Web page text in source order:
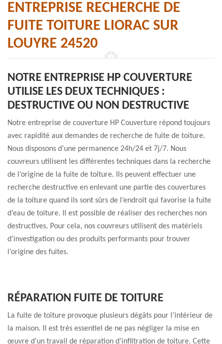
ENTREPRISE RECHERCHE DE
FUITE TOITURE LIORAC SUR
LOUYRE 24520
NOTRE ENTREPRISE HP COUVERTURE
UTILISE LES DEUX TECHNIQUES :
DESTRUCTIVE OU NON DESTRUCTIVE
Notre entreprise de couverture HP Couverture répond toujours
avec rapidité aux demandes de recherche de fuite de toiture.
Nous disposons d’une permanence 24h/24 et 7j/7. Nous
couvreurs utilisent les différentes techniques dans la recherche
de l’origine de la fuite de toiture. Ils peuvent effectuer une
recherche destructive en enlevant une partie des couvertures
de la toiture quand ils sont sûrs de l’endroit qui favorise la fuite
d’eau de toiture. Il est possible de réaliser des recherches non
destructives. Pour cela, nos couvreurs utilisent des matériels
d’investigation ou des produits performants pour trouver
l’origine des fuites.
RÉPARATION FUITE DE TOITURE
La fuite de toiture provoque plusieurs dégâts pour l’intérieur de
la maison. Il est très essentiel de ne pas négliger la mise en
œuvre d’un travail de réparation d’infiltration de toiture. Cette